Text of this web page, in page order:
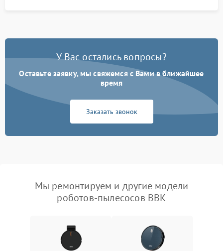
У Вас остались вопросы?
Оставьте заявку, мы свяжемся с Вами в ближайшее
время
Заказать звонок
Мы ремонтируем и другие модели
роботов-пылесосов BBK